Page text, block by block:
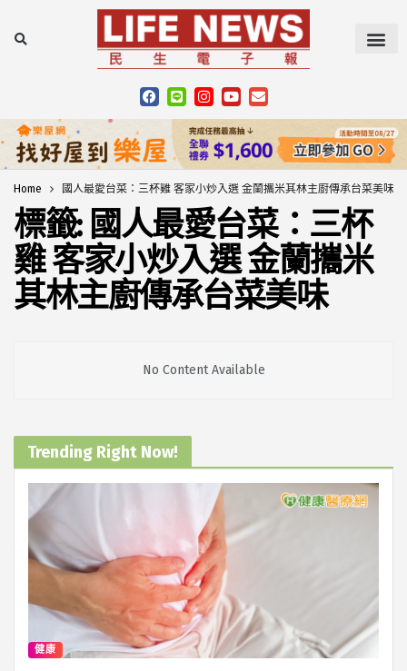
Home 國人最愛台菜：三杯雞 客家小炒入選 金蘭攜米其林主廚傳承台菜美味
標籤: 國人最愛台菜：三杯
雞 客家小炒入選 金蘭攜米
其林主廚傳承台菜美味
No Content Available
Trending Right Now!
健康